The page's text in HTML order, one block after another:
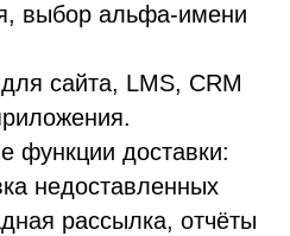
выбор альфа-имени
сайта, LMS, CRM
функции доставки:
недоставленных
рассылка, отчёты